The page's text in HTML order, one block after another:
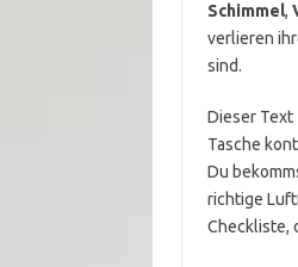
Schimmel,
verlieren
sind.
Dieser Text
Tasche
Du
richtige
Checkliste,